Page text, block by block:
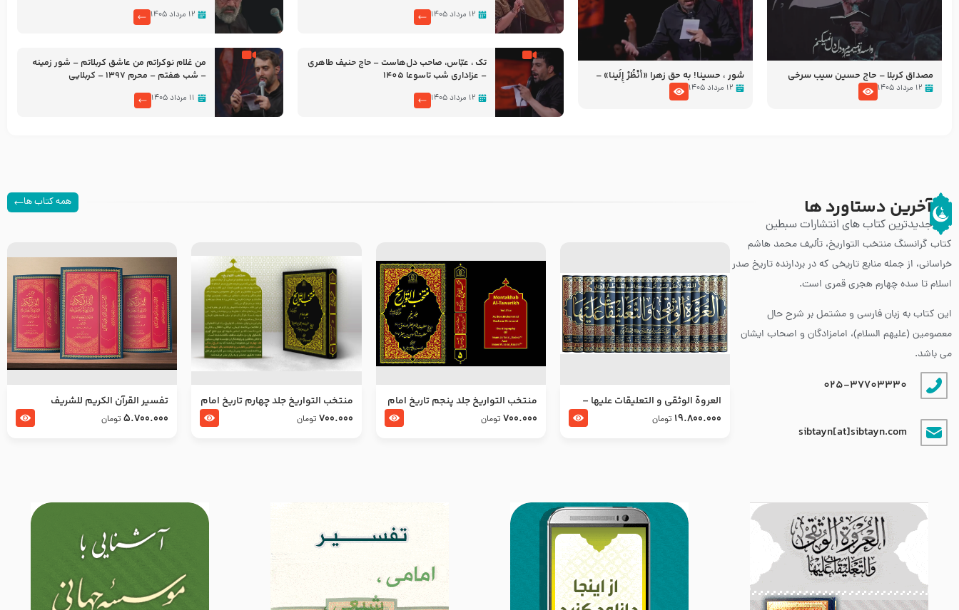
مصداق کربلا – حاج حسین سیب سرخی
۱۲ مرداد ۱۴۰۵
شور ، حسینا! به‌ حق زهرا «أُنْظُرْ إِلَینا» –
عزاداری شب هفتم ماه محرّم 1405
۱۲ مرداد ۱۴۰۵
۱۲ مرداد ۱۴۰۵ ۱۲ مرداد ۱۴۰۵
تک ، عبّاس، صاحب دل‌هاست – حاج حنیف طاهری
– عزاداری شب تاسوعا 1405
۱۲ مرداد ۱۴۰۵
من غلام نوکراتم من عاشق کربلاتم – شور زمینه
– شب هفتم – محرم 1397 – کربلایی
۱۱ مرداد ۱۴۰۵
آخرین دستاورد ها
جدیدترین کتاب های انتشارات سبطین
همه کتاب ها
کتاب گرانسنگ منتخب التواريخ، تألیف محمد هاشم
خراسانی، از جمله منابع تاریخی که در بردارنده تاریخ صدر
اسلام تا سده چهارم هجری قمری است.
این کتاب به زبان فارسی و مشتمل بر شرح حال
معصومین (علیهم السلام)، امامزادگان و اصحاب ایشان
می باشد.
025-37703330
sibtayn[at]sibtayn.com
العروة الوثقى و التعليقات عليها –
طرح جدید
19.800.000 تومان
منتخب التواریخ جلد پنجم تاریخ امام
جعفر صادق و امام موسی بن جعفر
700.000 تومان
منتخب التواریخ جلد چهارم تاریخ امام
زین العابدین و امام محمد باقر
700.000 تومان
تفسير القرآن الكريم للشريف
المرتضي قدس سرّه
5.700.000 تومان